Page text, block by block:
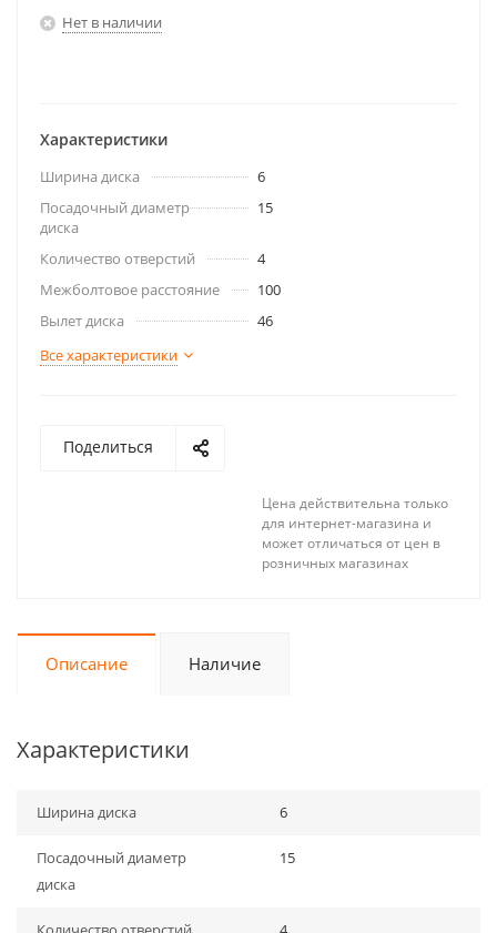
Нет в наличии
Характеристики
Ширина диска
6
Посадочный диаметр
диска
15
Количество отверстий
4
Межболтовое расстояние
100
Вылет диска
46
Все характеристики
Поделиться
Цена действительна только
для интернет-магазина и
может отличаться от цен в
розничных магазинах
Описание Наличие
Характеристики
Ширина диска 6
Посадочный диаметр
диска
15